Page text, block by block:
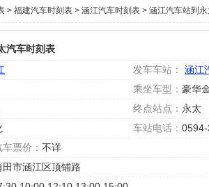
> 福建汽车时刻表 > 涵江汽车时刻表 > 涵江汽车站到
汽车时刻表
发车车站：
涵江
乘坐车型： 豪华
终点站点： 永太
车站电话：
票价： 不详
田市涵江区顶铺路